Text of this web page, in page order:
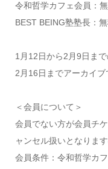
令和哲学カフェ会員：
BEST BEING塾塾長：
1月12日から2月9日ま
2月16日までアーカイブ
＜会員について＞
会員でない方が会員チ
ャンセル扱いとなりま
会員条件：令和哲学カ